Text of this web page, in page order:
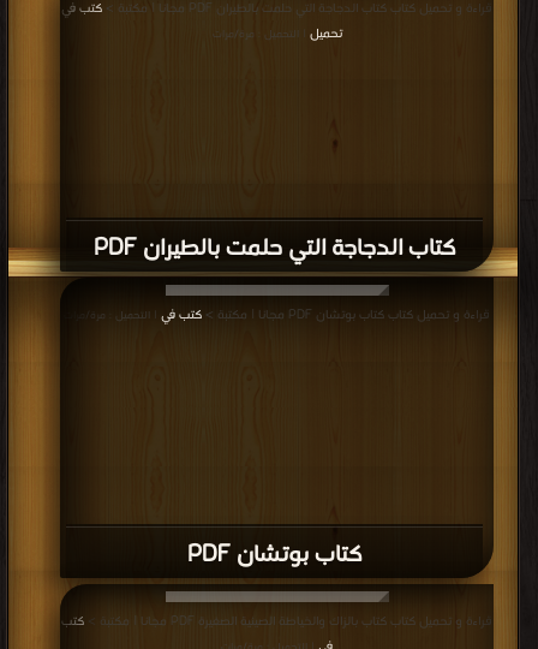
كتاب الدجاجة التي حلمت بالطيران PDF
قراءة و تحميل كتاب كتاب الدجاجة التي حلمت بالطيران PDF مجانا | مكتبة >
كتب في
تحميل
| التحميل : مرة/مرات
كتاب بوتشان PDF
قراءة و تحميل كتاب كتاب بوتشان PDF مجانا | مكتبة > كتب في | التحميل : مرة/مرات
قراءة و تحميل كتاب كتاب بالزاك والخياطة الصينية الصغيرة PDF مجانا | مكتبة >
كتب